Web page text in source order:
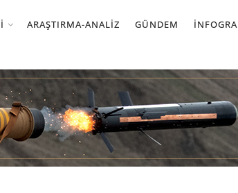
ARAŞTIRMA-ANALIZ GÜNDEM